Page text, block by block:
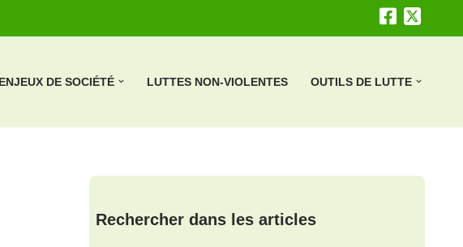
ENJEUX DE SOCIÉTÉ LUTTES NON-VIOLENTES OUTILS DE LUTTE
Rechercher dans les articles